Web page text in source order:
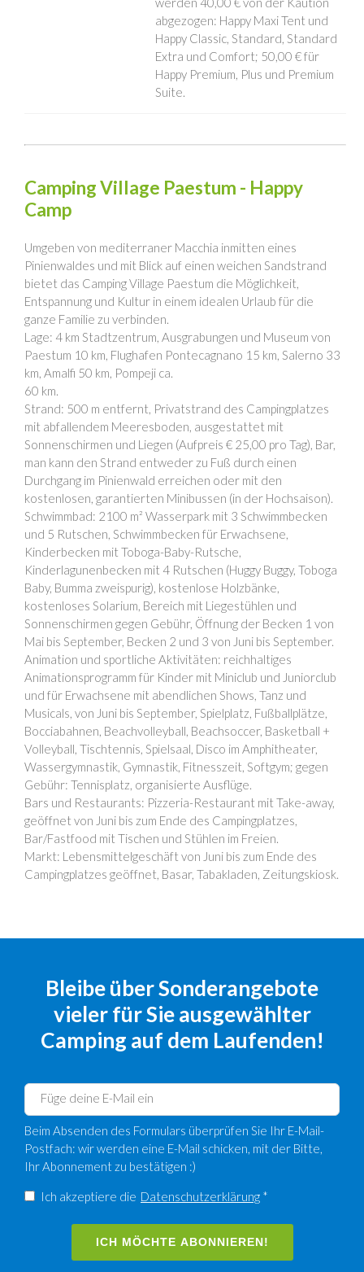
abgezogen: Happy Maxi Tent und
Happy Classic, Standard, Standard
Extra und Comfort; 50,00 € für
Happy Premium, Plus und Premium
Suite.
Camping Village Paestum - Happy
Camp
Umgeben von mediterraner Macchia inmitten eines
Pinienwaldes und mit Blick auf einen weichen Sandstrand
bietet das Camping Village Paestum die Möglichkeit,
Entspannung und Kultur in einem idealen Urlaub für die
ganze Familie zu verbinden.
Lage: 4 km Stadtzentrum, Ausgrabungen und Museum von
Paestum 10 km, Flughafen Pontecagnano 15 km, Salerno 33
km, Amalfi 50 km, Pompeji ca.
60 km.
Strand: 500 m entfernt, Privatstrand des Campingplatzes
mit abfallendem Meeresboden, ausgestattet mit
Sonnenschirmen und Liegen (Aufpreis € 25,00 pro Tag), Bar,
man kann den Strand entweder zu Fuß durch einen
Durchgang im Pinienwald erreichen oder mit den
kostenlosen, garantierten Minibussen (in der Hochsaison).
Schwimmbad: 2100 m² Wasserpark mit 3 Schwimmbecken
und 5 Rutschen, Schwimmbecken für Erwachsene,
Kinderbecken mit Toboga-Baby-Rutsche,
Kinderlagunenbecken mit 4 Rutschen (Huggy Buggy, Toboga
Baby, Bumma zweispurig), kostenlose Holzbänke,
kostenloses Solarium, Bereich mit Liegestühlen und
Sonnenschirmen gegen Gebühr, Öffnung der Becken 1 von
Mai bis September, Becken 2 und 3 von Juni bis September.
Animation und sportliche Aktivitäten: reichhaltiges
Animationsprogramm für Kinder mit Miniclub und Juniorclub
und für Erwachsene mit abendlichen Shows, Tanz und
Musicals, von Juni bis September, Spielplatz, Fußballplätze,
Bocciabahnen, Beachvolleyball, Beachsoccer, Basketball +
Volleyball, Tischtennis, Spielsaal, Disco im Amphitheater,
Wassergymnastik, Gymnastik, Fitnesszeit, Softgym; gegen
Gebühr: Tennisplatz, organisierte Ausflüge.
Bars und Restaurants: Pizzeria-Restaurant mit Take-away,
geöffnet von Juni bis zum Ende des Campingplatzes,
Bar/Fastfood mit Tischen und Stühlen im Freien.
Markt: Lebensmittelgeschäft von Juni bis zum Ende des
Campingplatzes geöffnet, Basar, Tabakladen, Zeitungskiosk.
Bleibe über Sonderangebote
vieler für Sie ausgewählter
Camping auf dem Laufenden!
Beim Absenden des Formulars überprüfen Sie Ihr E-Mail-
Postfach: wir werden eine E-Mail schicken, mit der Bitte,
Ihr Abonnement zu bestätigen :)
Ich akzeptiere die Datenschutzerklärung *
ICH MÖCHTE ABONNIEREN!